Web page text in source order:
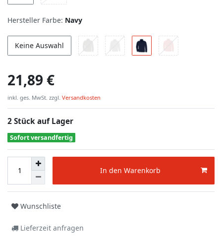
Hersteller Farbe: Navy
Keine Auswahl
21,89 €
inkl. ges. MwSt. zzgl. Versandkosten
2 Stück auf Lager
Sofort versandfertig
In den Warenkorb
Wunschliste
Lieferzeit anfragen